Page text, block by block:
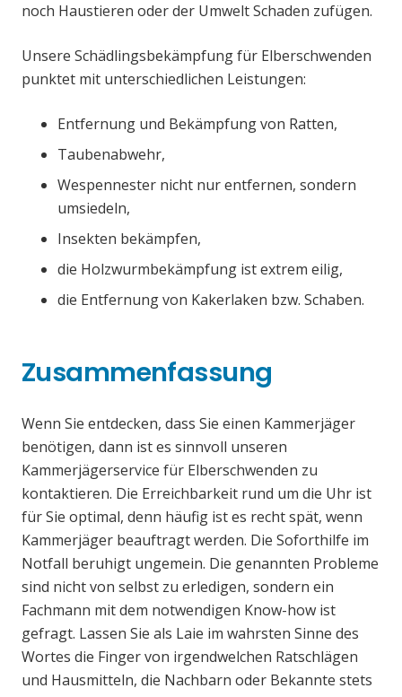
noch Haustieren oder der Umwelt Schaden zufügen.
Unsere Schädlingsbekämpfung für Elberschwenden
punktet mit unterschiedlichen Leistungen:
Entfernung und Bekämpfung von Ratten,
Taubenabwehr,
Wespennester nicht nur entfernen, sondern
umsiedeln,
Insekten bekämpfen,
die Holzwurmbekämpfung ist extrem eilig,
die Entfernung von Kakerlaken bzw. Schaben.
Zusammenfassung
Wenn Sie entdecken, dass Sie einen Kammerjäger
benötigen, dann ist es sinnvoll unseren
Kammerjägerservice für Elberschwenden zu
kontaktieren. Die Erreichbarkeit rund um die Uhr ist
für Sie optimal, denn häufig ist es recht spät, wenn
Kammerjäger beauftragt werden. Die Soforthilfe im
Notfall beruhigt ungemein. Die genannten Probleme
sind nicht von selbst zu erledigen, sondern ein
Fachmann mit dem notwendigen Know-how ist
gefragt. Lassen Sie als Laie im wahrsten Sinne des
Wortes die Finger von irgendwelchen Ratschlägen
und Hausmitteln, die Nachbarn oder Bekannte stets